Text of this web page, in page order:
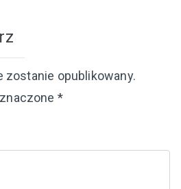
zostanie opublikowany.
*